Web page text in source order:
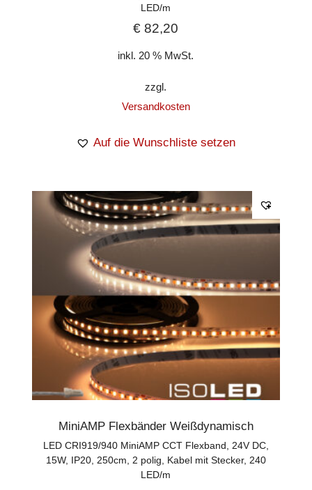
LED/m
€ 82,20
inkl. 20 % MwSt.
zzgl.
Versandkosten
Auf die Wunschliste setzen
MiniAMP Flexbänder Weißdynamisch
LED CRI919/940 MiniAMP CCT Flexband, 24V DC,
15W, IP20, 250cm, 2 polig, Kabel mit Stecker, 240
LED/m